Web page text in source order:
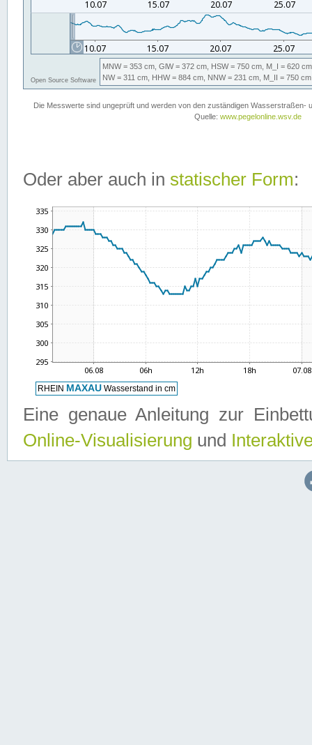
Oder aber auch in statischer Form:
Eine genaue Anleitung zur
Online-Visualisierung und